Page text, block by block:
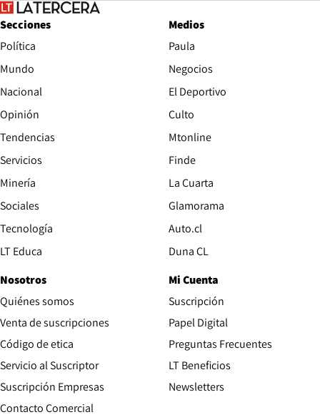
Secciones
Política
Mundo
Nacional
Opinión
Tendencias
Servicios
Minería
Sociales
Tecnología
LT Educa
Medios
Paula
Negocios
El Deportivo
Culto
Mtonline
Finde
La Cuarta
Glamorama
Auto.clOpens in new window
Duna CLOpens in new window
Nosotros
Quiénes somos
Venta de suscripciones
Código de etica Opens in new window
Servicio al Suscriptor
Suscripción Empresas
Contacto ComercialOpens in new window
Mi Cuenta
Suscripción
Papel DigitalOpens in new
Preguntas Frecuentes
LT Beneficios
Newsletters